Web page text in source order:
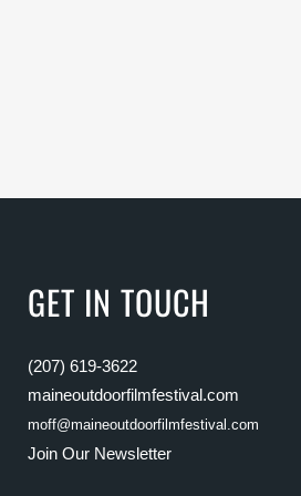
GET IN TOUCH
(207) 619-3622
maineoutdoorfilmfestival.com
moff@maineoutdoorfilmfestival.com
Join Our Newsletter